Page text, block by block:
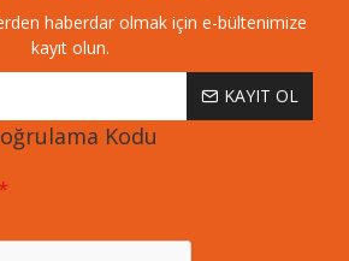
haberdar olmak için e-bültenimize
kayıt olun.
KAYIT OL
Kodu